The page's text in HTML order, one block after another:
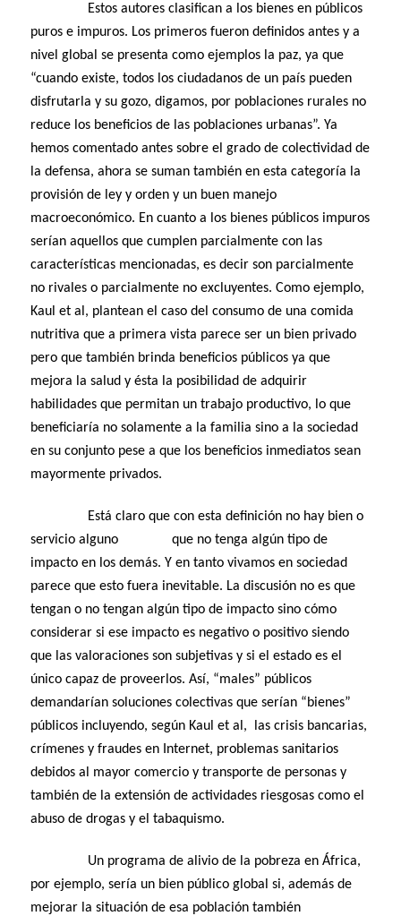
Estos autores clasifican a los bienes en públicos
puros e impuros. Los primeros fueron definidos antes y a
nivel global se presenta como ejemplos la paz, ya que
“cuando existe, todos los ciudadanos de un país pueden
disfrutarla y su gozo, digamos, por poblaciones rurales no
reduce los beneficios de las poblaciones urbanas”. Ya
hemos comentado antes sobre el grado de colectividad de
la defensa, ahora se suman también en esta categoría la
provisión de ley y orden y un buen manejo
macroeconómico. En cuanto a los bienes públicos impuros
serían aquellos que cumplen parcialmente con las
características mencionadas, es decir son parcialmente
no rivales o parcialmente no excluyentes. Como ejemplo,
Kaul et al, plantean el caso del consumo de una comida
nutritiva que a primera vista parece ser un bien privado
pero que también brinda beneficios públicos ya que
mejora la salud y ésta la posibilidad de adquirir
habilidades que permitan un trabajo productivo, lo que
beneficiaría no solamente a la familia sino a la sociedad
en su conjunto pese a que los beneficios inmediatos sean
mayormente privados.
Está claro que con esta definición no hay bien o
servicio alguno que no tenga algún tipo de
impacto en los demás. Y en tanto vivamos en sociedad
parece que esto fuera inevitable. La discusión no es que
tengan o no tengan algún tipo de impacto sino cómo
considerar si ese impacto es negativo o positivo siendo
que las valoraciones son subjetivas y si el estado es el
único capaz de proveerlos. Así, “males” públicos
demandarían soluciones colectivas que serían “bienes”
públicos incluyendo, según Kaul et al, las crisis bancarias,
crímenes y fraudes en Internet, problemas sanitarios
debidos al mayor comercio y transporte de personas y
también de la extensión de actividades riesgosas como el
abuso de drogas y el tabaquismo.
Un programa de alivio de la pobreza en África,
por ejemplo, sería un bien público global si, además de
mejorar la situación de esa población también